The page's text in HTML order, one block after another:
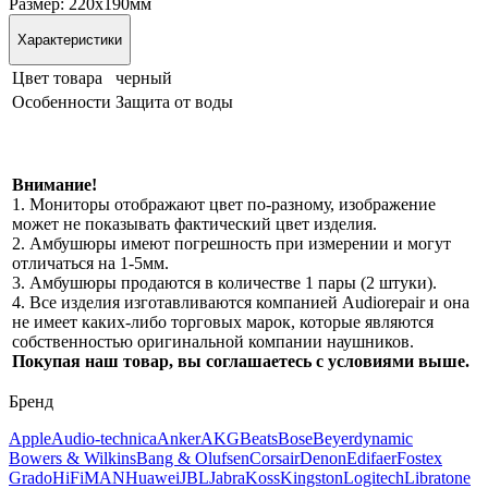
Характеристики
Цвет товара
черный
Особенности Защита от воды
Внимание!
1. Мониторы отображают цвет по-разному, изображение
может не показывать фактический цвет изделия.
2. Амбушюры имеют погрешность при измерении и могут
отличаться на 1-5мм.
3. Амбушюры продаются в количестве 1 пары (2 штуки).
4. Все изделия изготавливаются компанией Audiorepair и она
не имеет каких-либо торговых марок, которые являются
собственностью оригинальной компании наушников.
Покупая наш товар, вы соглашаетесь с условиями выше.
Бренд
AppleAudio-technicaAnkerAKGBeatsBoseBeyerdynamic
Bowers & WilkinsBang & OlufsenCorsairDenonEdifaerFostex
GradoHiFiMANHuaweiJBLJabraKossKingstonLogitechLibratone